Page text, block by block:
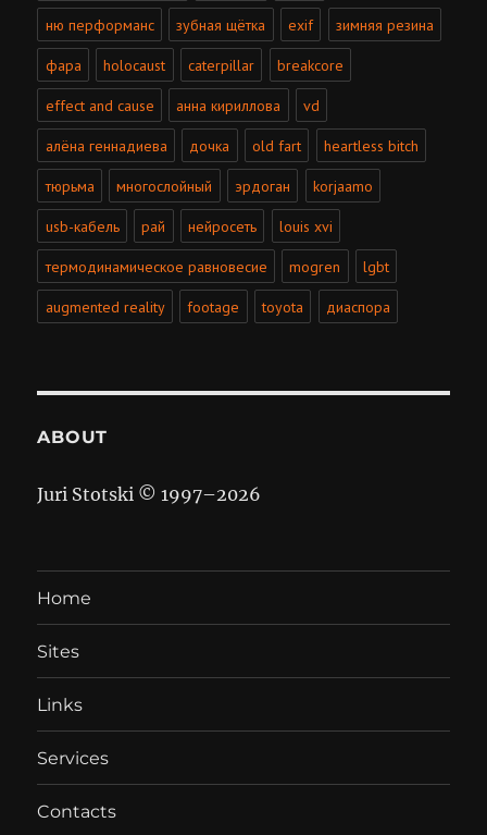
ню перформанс зубная щётка exif зимняя резина
фара holocaust caterpillar breakcore
effect and cause анна кириллова vd
алёна геннадиева дочка old fart heartless bitch
тюрьма многослойный эрдоган korjaamo
usb-кабель рай нейросеть louis xvi
термодинамическое равновесие mogren lgbt
augmented reality footage toyota диаспора
ABOUT
Juri Stotski © 1997–2026
Home
Sites
Links
Services
Contacts